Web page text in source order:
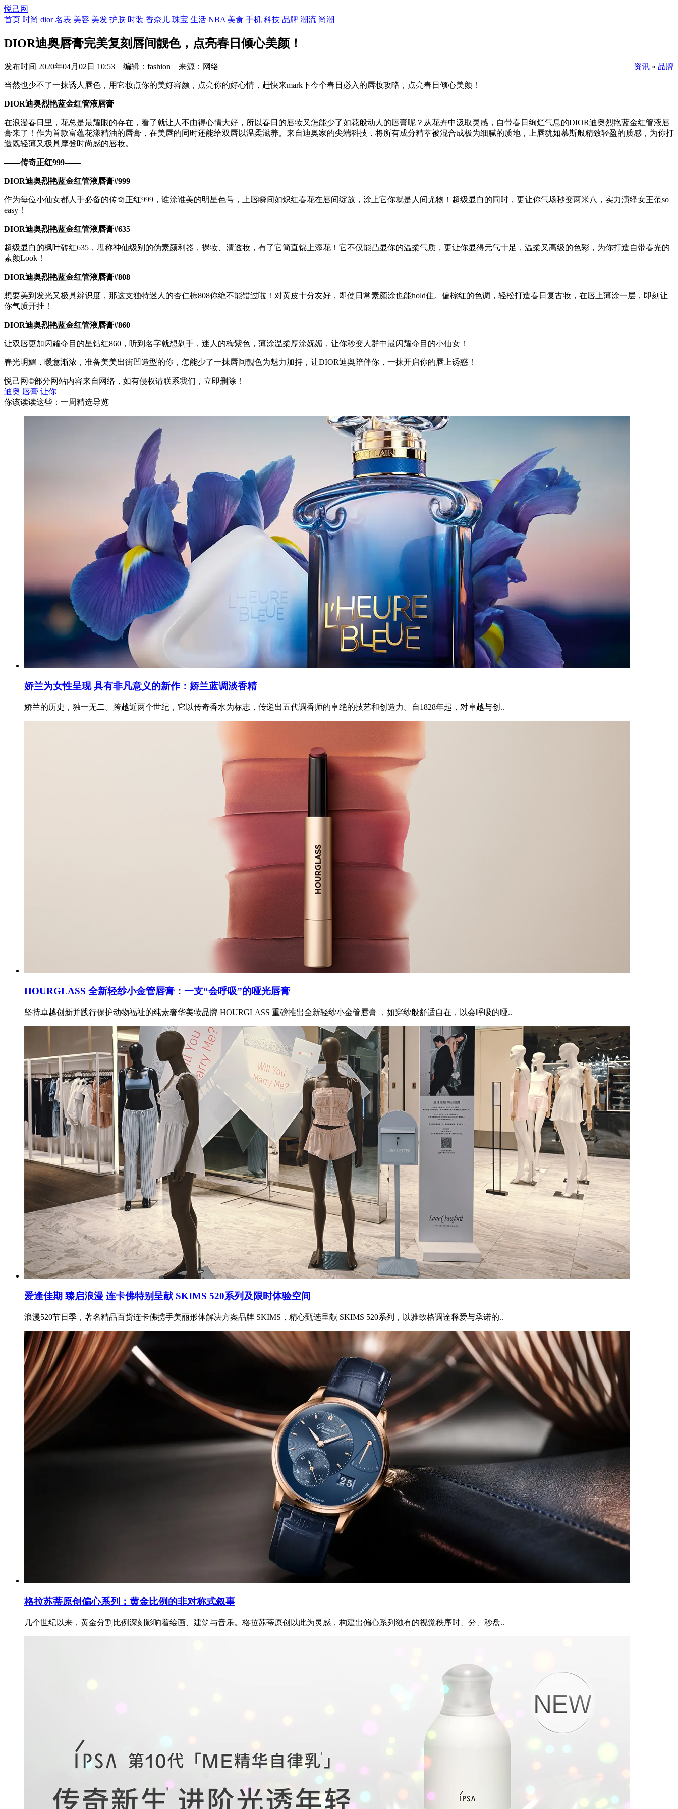
悦己网
首页 时尚 dior 名表 美容 美发 护肤 时装 香奈儿 珠宝 生活 NBA 美食 手机 科技 品牌 潮流 尚潮
DIOR迪奥唇膏完美复刻唇间靓色，点亮春日倾心美颜！
发布时间 2020年04月02日 10:53 编辑：fashion 来源：网络 资讯 » 品牌
当然也少不了一抹诱人唇色，用它妆点你的美好容颜，点亮你的好心情，赶快来mark下今个春日必入的唇妆攻略，点亮春日倾心美颜！
DIOR迪奥烈艳蓝金红管液唇膏
在浪漫春日里，花总是最耀眼的存在，看了就让人不由得心情大好，所以春日的唇妆又怎能少了如花般动人的唇膏呢？从花卉中汲取灵感，自带春日绚烂气息的DIOR迪奥烈艳蓝金红管液唇
膏来了！作为首款富蕴花漾精油的唇膏，在美唇的同时还能给双唇以温柔滋养。来自迪奥家的尖端科技，将所有成分精萃被混合成极为细腻的质地，上唇犹如慕斯般精致轻盈的质感，为你打
造既轻薄又极具摩登时尚感的唇妆。
——传奇正红999——
DIOR迪奥烈艳蓝金红管液唇膏#999
作为每位小仙女都人手必备的传奇正红999，谁涂谁美的明星色号，上唇瞬间如炽红春花在唇间绽放，涂上它你就是人间尤物！超级显白的同时，更让你气场秒变两米八，实力演绎女王范so
easy！
DIOR迪奥烈艳蓝金红管液唇膏#635
超级显白的枫叶砖红635，堪称神仙级别的伪素颜利器，裸妆、清透妆，有了它简直锦上添花！它不仅能凸显你的温柔气质，更让你显得元气十足，温柔又高级的色彩，为你打造自带春光的
素颜Look！
DIOR迪奥烈艳蓝金红管液唇膏#808
想要美到发光又极具辨识度，那这支独特迷人的杏仁棕808你绝不能错过啦！对黄皮十分友好，即使日常素颜涂也能hold住。偏棕红的色调，轻松打造春日复古妆，在唇上薄涂一层，即刻让
你气质开挂！
DIOR迪奥烈艳蓝金红管液唇膏#860
让双唇更加闪耀夺目的星钻红860，听到名字就想剁手，迷人的梅紫色，薄涂温柔厚涂妩媚，让你秒变人群中最闪耀夺目的小仙女！
春光明媚，暖意渐浓，准备美美出街凹造型的你，怎能少了一抹唇间靓色为魅力加持，让DIOR迪奥陪伴你，一抹开启你的唇上诱惑！
悦己网©部分网站内容来自网络，如有侵权请联系我们，立即删除！
迪奥 唇膏 让你
你该读读这些：一周精选导览
娇兰为女性呈现 具有非凡意义的新作：娇兰蓝调淡香精
娇兰的历史，独一无二。跨越近两个世纪，它以传奇香水为标志，传递出五代调香师的卓绝的技艺和创造力。自1828年起，对卓越与创..
HOURGLASS 全新轻纱小金管唇膏：一支“会呼吸”的哑光唇膏
坚持卓越创新并践行保护动物福祉的纯素奢华美妆品牌 HOURGLASS 重磅推出全新轻纱小金管唇膏 ，如穿纱般舒适自在，以会呼吸的哑..
爱逢佳期 臻启浪漫 连卡佛特别呈献 SKIMS 520系列及限时体验空间
浪漫520节日季，著名精品百货连卡佛携手美丽形体解决方案品牌 SKIMS，精心甄选呈献 SKIMS 520系列，以雅致格调诠释爱与承诺的..
格拉苏蒂原创偏心系列：黄金比例的非对称式叙事
几个世纪以来，黄金分割比例深刻影响着绘画、建筑与音乐。格拉苏蒂原创以此为灵感，构建出偏心系列独有的视觉秩序时、分、秒盘..